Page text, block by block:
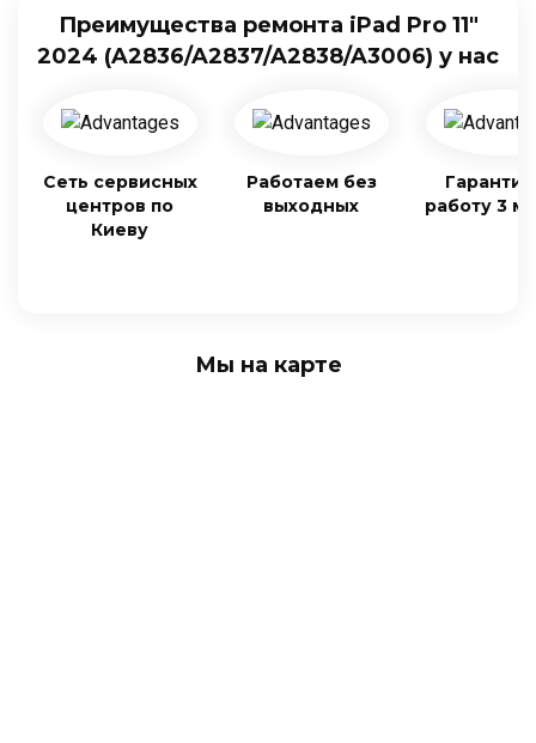
Преимущества ремонта iPad Pro 11"
2024 (A2836/A2837/A2838/A3006) у нас
Сеть сервисных
центров по
Киеву
Работаем без
выходных
работу 3
Мы на карте